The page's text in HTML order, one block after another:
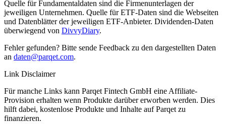
Quelle für Fundamentaldaten sind die Firmenunterlagen der
jeweiligen Unternehmen. Quelle für ETF-Daten sind die Webseiten
und Datenblätter der jeweiligen ETF-Anbieter. Dividenden-Daten
überwiegend von DivvyDiary.
Fehler gefunden? Bitte sende Feedback zu den dargestellten Daten
an daten@parqet.com.
Link Disclaimer
Für manche Links kann Parqet Fintech GmbH eine Affiliate-
Provision erhalten wenn Produkte darüber erworben werden. Dies
hilft dabei, kostenlose Produkte und Inhalte auf Parqet zu
finanzieren.